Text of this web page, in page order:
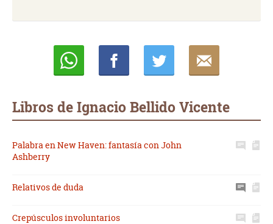
Libros de Ignacio Bellido Vicente
Palabra en New Haven: fantasía con John
Ashberry
Relativos de duda
Crepúsculos involuntarios